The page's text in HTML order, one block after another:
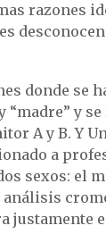
razones
donde se
“madre” y
A y B. Y
a
sexos: el
análisis
justamente